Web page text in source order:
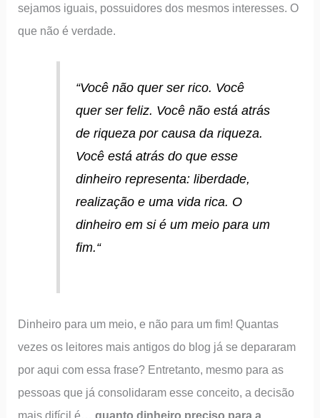
sejamos iguais, possuidores dos mesmos interesses. O
que não é verdade.
“Você não quer ser rico. Você
quer ser feliz. Você não está atrás
de riqueza por causa da riqueza.
Você está atrás do que esse
dinheiro representa: liberdade,
realização e uma vida rica. O
dinheiro em si é um meio para um
fim.“
Dinheiro para um meio, e não para um fim! Quantas
vezes os leitores mais antigos do blog já se depararam
por aqui com essa frase? Entretanto, mesmo para as
pessoas que já consolidaram esse conceito, a decisão
mais difícil é…quanto dinheiro preciso para a